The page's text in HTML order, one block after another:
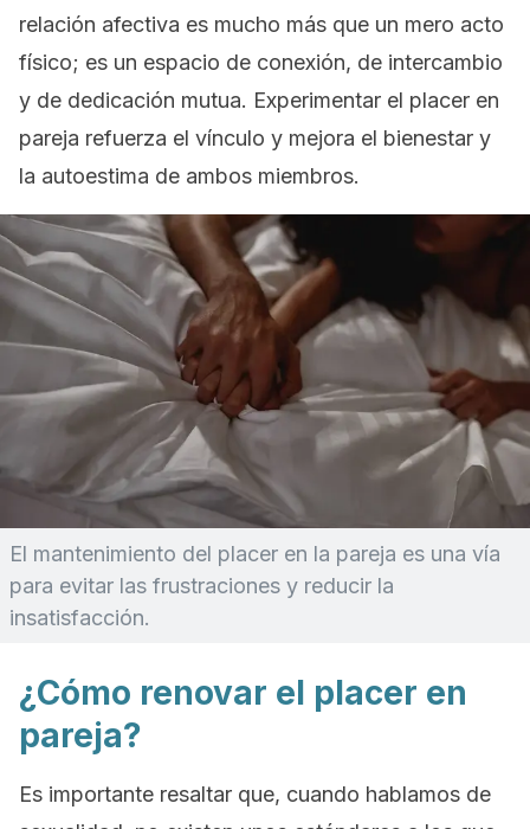
relación afectiva es mucho más que un mero acto
físico; es un espacio de conexión, de intercambio
y de dedicación mutua. Experimentar el placer en
pareja refuerza el vínculo y mejora el bienestar y
la autoestima de ambos miembros.
El mantenimiento del placer en la pareja es una vía
para evitar las frustraciones y reducir la
insatisfacción.
¿Cómo renovar el placer en
pareja?
Es importante resaltar que, cuando hablamos de